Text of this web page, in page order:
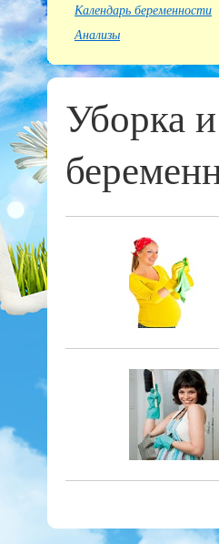
Календарь беременности
Анализы
Уборка